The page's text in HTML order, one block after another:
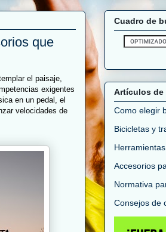
que
el paisaje,
exigentes
en un pedal, el
velocidades de
Cuadro de
Artículos de
Como elegir
Bicicletas y
Accesorios
Normativa
Consejos de